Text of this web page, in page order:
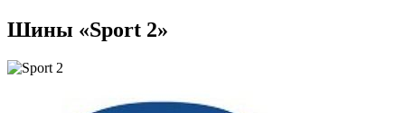
Шины «Sport 2»